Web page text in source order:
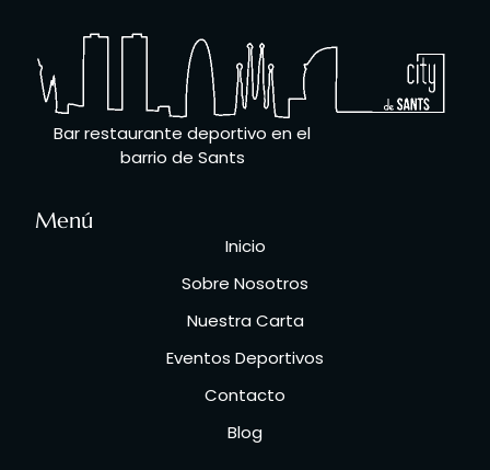
Bar restaurante deportivo en el
barrio de Sants
Menú
Inicio
Sobre Nosotros
Nuestra Carta
Eventos Deportivos
Contacto
Blog